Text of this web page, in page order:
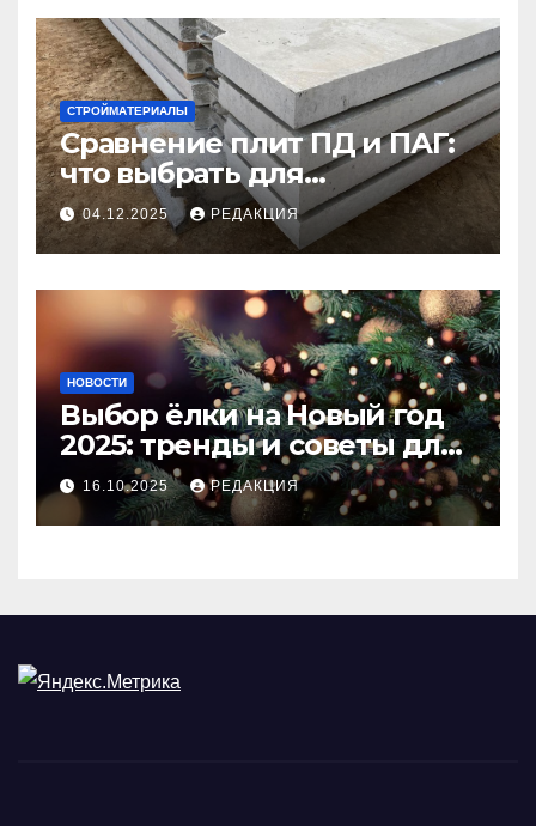
СТРОЙМАТЕРИАЛЫ
Сравнение плит ПД и ПАГ:
что выбрать для
долговечного и прочного
покрытия
04.12.2025 РЕДАКЦИЯ
НОВОСТИ
Выбор ёлки на Новый год
2025: тренды и советы для
идеального праздника
16.10.2025 РЕДАКЦИЯ